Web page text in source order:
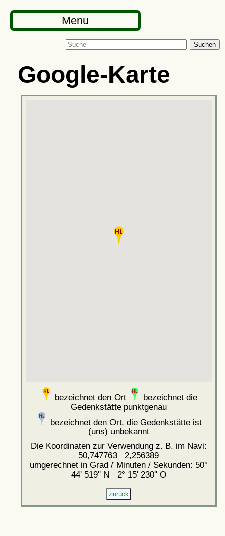
Menu
Suchen
Google-Karte
bezeichnet den Ort
bezeichnet die
Gedenkstätte punktgenau
bezeichnet den Ort, die Gedenkstätte ist
(uns) unbekannt
Die Koordinaten zur Verwendung z. B. im Navi:
50,747763 2,256389
umgerechnet in Grad / Minuten / Sekunden: 50°
44' 519'' N 2° 15' 230'' O